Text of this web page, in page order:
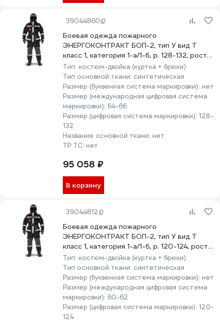
39044860
Боевая одежда пожарного
ЭНЕРГОКОНТРАКТ БОП-2, тип У вид Т
класс 1, категория 1-а/1-б, р. 128-132, рост
194/200, черный 5310000000159
Тип: костюм-двойка (куртка + брюки)
Тип основной ткани: синтетическая
Размер (буквенная система маркировки): нет
Размер (международная цифровая система
маркировки): 64-66
Размер (цифровая система маркировки): 128-
132
Название основной ткани: нет
ТР ТС: нет
95 058 ₽
В корзину
39044812
Боевая одежда пожарного
ЭНЕРГОКОНТРАКТ БОП-2, тип У вид Т
класс 1, категория 1-а/1-б, р. 120-124, рост
182/188, черный 5310000000111
Тип: костюм-двойка (куртка + брюки)
Тип основной ткани: синтетическая
Размер (буквенная система маркировки): нет
Размер (международная цифровая система
маркировки): 60-62
Размер (цифровая система маркировки): 120-
124